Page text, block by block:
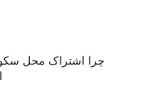
چرا اشتراک محل